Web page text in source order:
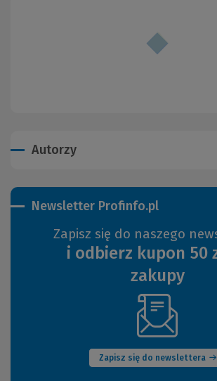
Autorzy
Newsletter Profinfo.pl
Zapisz się do naszego
i odbierz kupon 50
zakupy
Zapisz się do newslettera
(Nowe
okno)